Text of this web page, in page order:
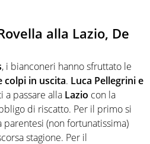
alla Lazio, De
, i bianconeri hanno sfruttato le
colpi in uscita. Luca Pellegrini e
a passare alla Lazio con la
di riscatto. Per il primo si
(non fortunatissima)
stagione. Per il